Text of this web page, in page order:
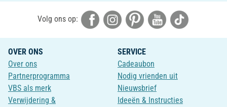
Volg ons op:
OVER ONS
Over ons
Partnerprogramma
VBS als merk
Verwijdering &
SERVICE
Cadeaubon
Nodig vrienden uit
Nieuwsbrief
Ideeën & Instructies